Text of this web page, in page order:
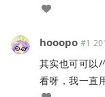
hooopo #1
其实也可可以
看呀，我一直